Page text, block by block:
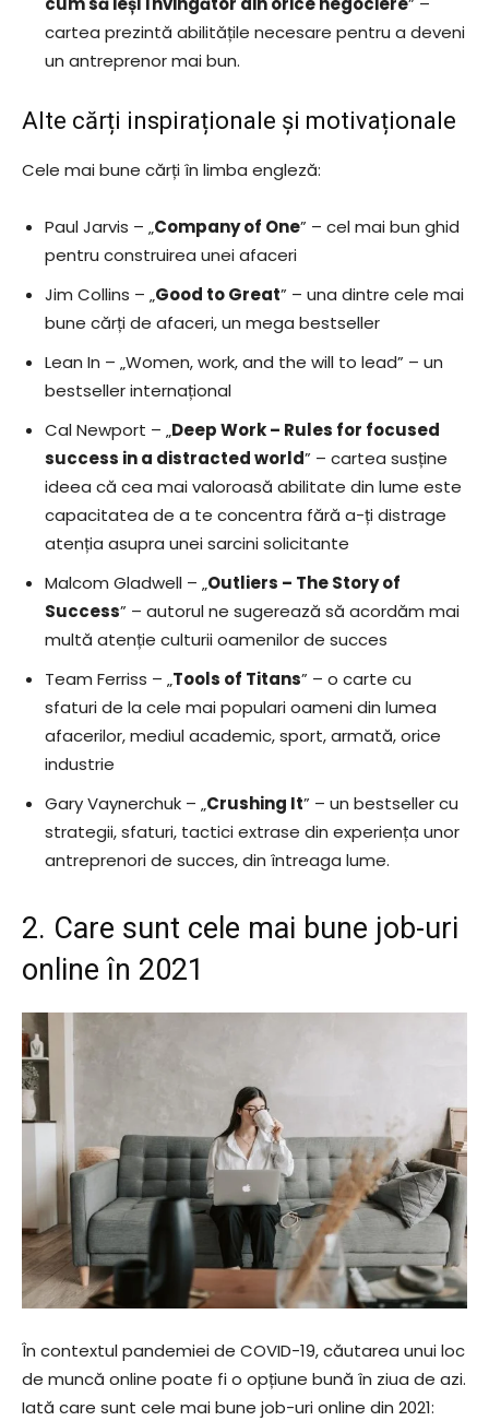
cartea prezintă abilitățile necesare pentru a deveni
un antreprenor mai bun.
Alte cărți inspiraționale și motivaționale
Cele mai bune cărți în limba engleză:
Paul Jarvis – „Company of One” – cel mai bun ghid
pentru construirea unei afaceri
Jim Collins – „Good to Great” – una dintre cele mai
bune cărți de afaceri, un mega bestseller
Lean In – „Women, work, and the will to lead” – un
bestseller internațional
Cal Newport – „Deep Work – Rules for focused
success in a distracted world” – cartea susține
ideea că cea mai valoroasă abilitate din lume este
capacitatea de a te concentra fără a-ți distrage
atenția asupra unei sarcini solicitante
Malcom Gladwell – „Outliers – The Story of
Success” – autorul ne sugerează să acordăm mai
multă atenție culturii oamenilor de succes
Team Ferriss – „Tools of Titans” – o carte cu
sfaturi de la cele mai populari oameni din lumea
afacerilor, mediul academic, sport, armată, orice
industrie
Gary Vaynerchuk – „Crushing It” – un bestseller cu
strategii, sfaturi, tactici extrase din experiența unor
antreprenori de succes, din întreaga lume.
2. Care sunt cele mai bune job-uri
online în 2021
În contextul pandemiei de COVID-19, căutarea unui loc
de muncă online poate fi o opțiune bună în ziua de azi.
Iată care sunt cele mai bune job-uri online din 2021: